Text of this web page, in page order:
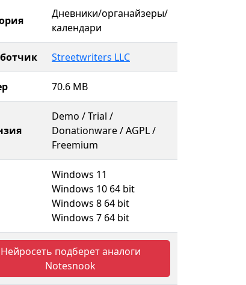
Дневники/органайзеры/
календари
Streetwriters LLC
70.6 MB
Demo / Trial /
Donationware / AGPL /
Freemium
Windows 11
Windows 10 64 bit
Windows 8 64 bit
Windows 7 64 bit
Нейросеть подберет аналоги
Notesnook